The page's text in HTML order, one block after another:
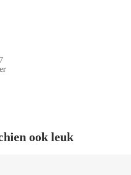
ook leuk